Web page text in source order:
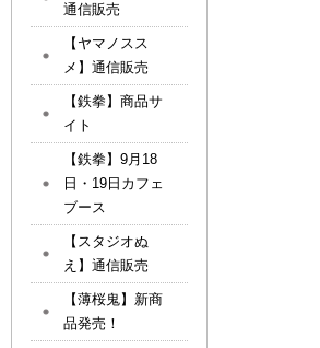
通信販売
【ヤマノスス
メ】通信販売
【鉄拳】商品サ
イト
【鉄拳】9月18
日・19日カフェ
ブース
【スタジオぬ
え】通信販売
【薄桜鬼】新商
品発売！